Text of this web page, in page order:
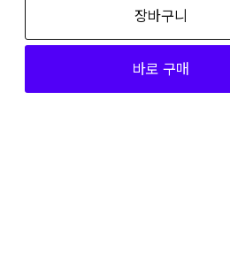
WHITE(WH) 6(66)
11,700
WHITE(WH) 7(77)
장바구니
바로 구매